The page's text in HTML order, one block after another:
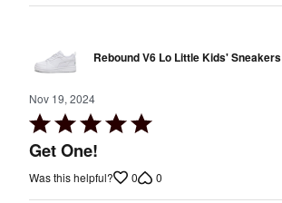
Rebound V6 Lo Little Kids' Sneakers
Nov 19, 2024
Rated
5
of
Get One!
Was this helpful? 0 0